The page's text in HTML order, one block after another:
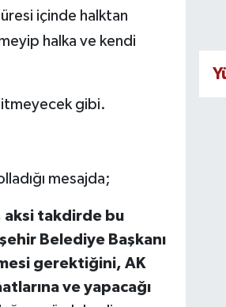
içinde halktan
halka ve kendi
gibi.
mesajda;
aksi takdirde bu
Belediye Başkanı
gerektiğini, AK
ve yapacağı